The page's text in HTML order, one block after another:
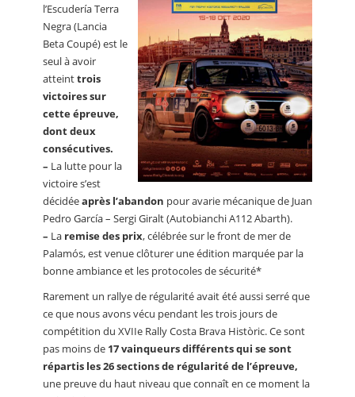
l’Escudería Terra
Negra (Lancia
Beta Coupé) est le
seul à avoir
atteinttrois
victoires sur
cette épreuve,
dont deux
consécutives.
– La lutte pour la
victoire s’est
décidéeaprès l’abandon pour avarie mécanique de Juan
Pedro García – Sergi Giralt (Autobianchi A112 Abarth).
– La remise des prix, célébrée sur le front de mer de
Palamós, est venue clôturer une édition marquée par la
bonne ambiance et les protocoles de sécurité*
Rarement un rallye de régularité avait été aussi serré que
ce que nous avons vécu pendant les trois jours de
compétition du XVIIe Rally Costa Brava Històric. Ce sont
pas moins de 17 vainqueurs différents qui se sont
répartis les 26 sections de régularité de l’épreuve,
une preuve du haut niveau que connaît en ce moment la